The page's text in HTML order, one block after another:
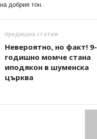
на добрия тон.
предишна статия
Невероятно, но факт! 9-
годишно момче стана
иподякон в шуменска
църква